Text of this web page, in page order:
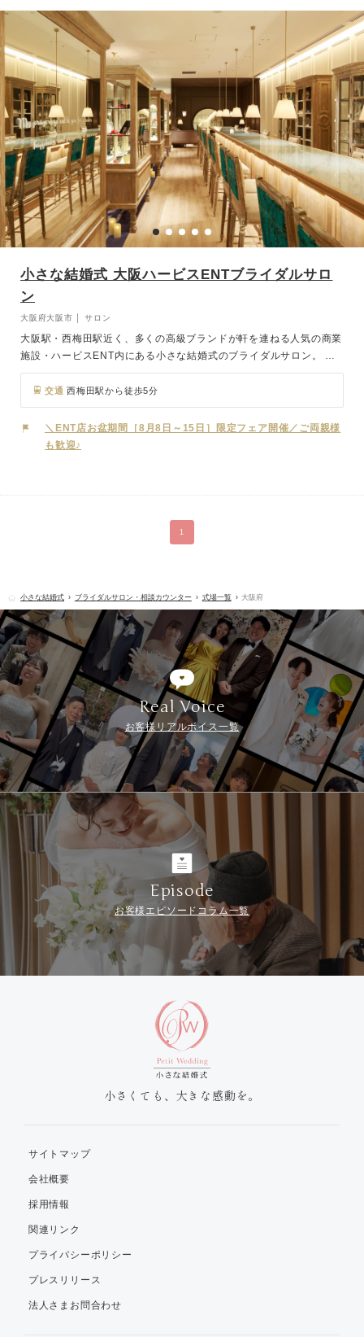
小さな結婚式 大阪ハービスENTブライダルサロ
ン
大阪府大阪市 │ サロン
大阪駅・西梅田駅近く、多くの高級ブランドが軒を連ねる人気の商業
施設・ハービスENT内にある小さな結婚式のブライダルサロン。 大
阪市内やその近郊の少人数チャペルの案内が中心ですが、レストラン
や憧れの有名ホテルでのプランも多数ご用意しています。 また挙式
は別の場所で決定されている方にも、お得なフォトウェディングプラ
ンなどをご紹介しています。
交通 西梅田駅から徒歩5分
＼ENT店お盆期間［8月8日～15日］限定フェア開催／ご両親様
も歓迎♪
1
小さな結婚式 ブライダルサロン・相談カウンター 式場一覧 大阪府
Real Voice
お客様リアルボイス一覧
Episode
お客様エピソードコラム一覧
小さくても、大きな感動を。
サイトマップ
会社概要
採用情報
関連リンク
プライバシーポリシー
プレスリリース
法人さまお問合わせ